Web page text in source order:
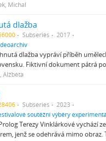
Michal
dlažba
Subseries
2017
dlažba vypráví příběh
Fiktivní dokument pátrá
Alžběta
Subseries
2023
soutěžní výběry
Terezy Vinklárkové vychází
jenž se odehrává mimo